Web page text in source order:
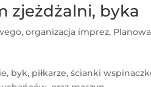
zjeżdżalni, byka
,organizacja imprez,
byk, piłkarze, ścianki